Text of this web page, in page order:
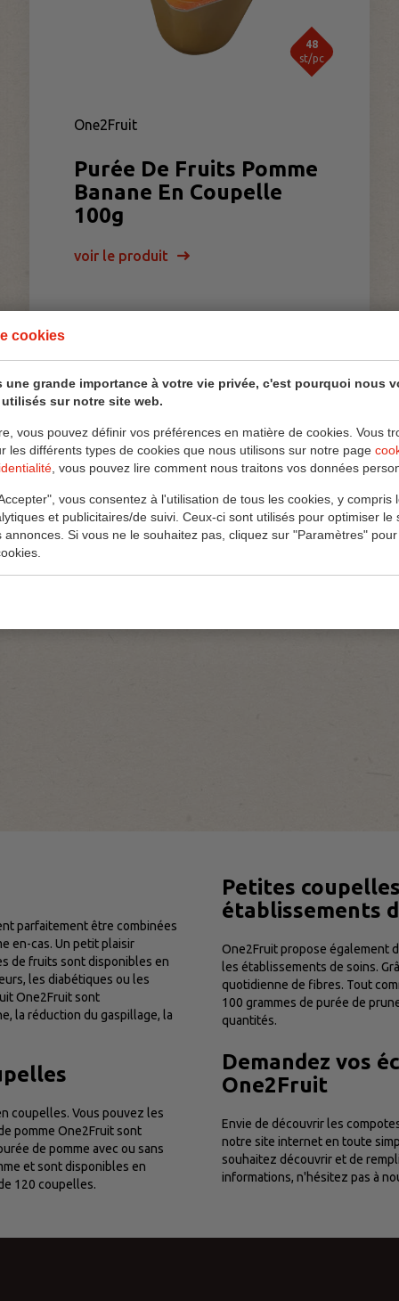
cookies
une grande importance à votre vie privée, c'est pourquoi nous
sur notre site web.
vous pouvez définir vos préférences en matière de cookies. Vous
les différents types de cookies que nous utilisons sur notre page
, vous pouvez lire comment nous traitons vos données
vous consentez à l'utilisation de tous les cookies, y compris
et publicitaires/de suivi. Ceux-ci sont utilisés pour optimiser le
annonces. Si vous ne le souhaitez pas, cliquez sur "Paramètres"
48
st/pc
One2Fruit
Purée De Fruits Pomme
Banane En Coupelle
100g
voir le produit
parfaitement être combinées
en-cas. Un petit plaisir
de fruits sont disponibles en
les diabétiques ou les
One2Fruit sont
la réduction du gaspillage, la
coupelles. Vous pouvez les
pomme One2Fruit sont
de pomme avec ou sans
et sont disponibles en
120 coupelles.
Petites
établissements
One2Fruit propose également
les établissements de soins.
quotidienne de fibres. Tout
100 grammes de purée de
quantités.
Demandez vos
One2Fruit
Envie de découvrir les
notre site internet en toute
souhaitez découvrir et de
informations, n'hésitez pas à